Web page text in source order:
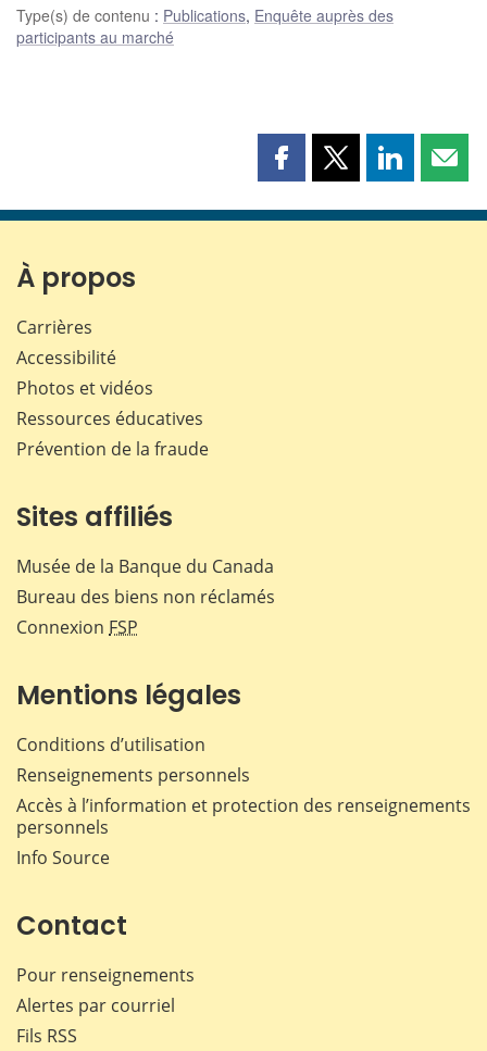
Type(s) de contenu : Publications, Enquête auprès des
participants au marché
Partager
page
Partager
page
Partager
page page
À propos
Carrières
Accessibilité
Photos et vidéos
Ressources éducatives
Prévention de la fraude
Sites affiliés
Musée de la Banque du Canada
Bureau des biens non réclamés
Connexion FSP
Mentions légales
Conditions d’utilisation
Renseignements personnels
Accès à l’information et protection des renseignements
personnels
Info Source
Contact
Pour renseignements
Alertes par courriel
Fils RSS